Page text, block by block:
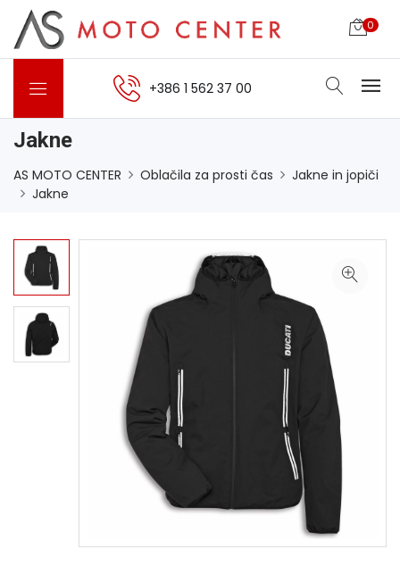
0
+386 1 562 37 00
Jakne
AS MOTO CENTER Oblačila za prosti čas
Jakne in jopiči
Jakne